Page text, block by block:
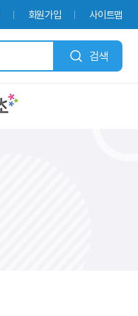
회원가입 사이트맵
검색